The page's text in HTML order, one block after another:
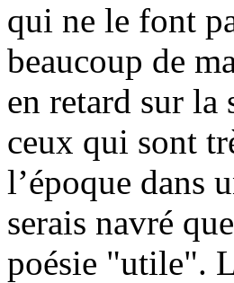
qui ne le font
beaucoup de
en retard sur la
ceux qui sont
l’époque dans
serais navré
poésie "utile".